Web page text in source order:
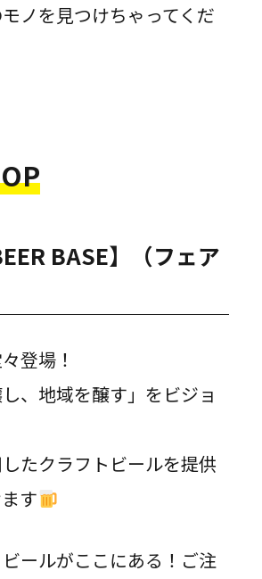
ノを見つけちゃってくだ
BASE】（フェア
登場！
し、地域を醸す」をビジョ
たクラフトビールを提供
す
ールがここにある！ご注